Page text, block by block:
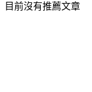
目前沒有推薦文章